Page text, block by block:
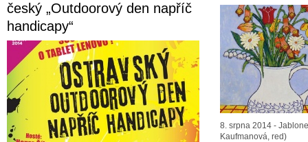
český „Outdoorový den napříč
handicapy“
8. srpna 2014 -
Kaufmanová, red)